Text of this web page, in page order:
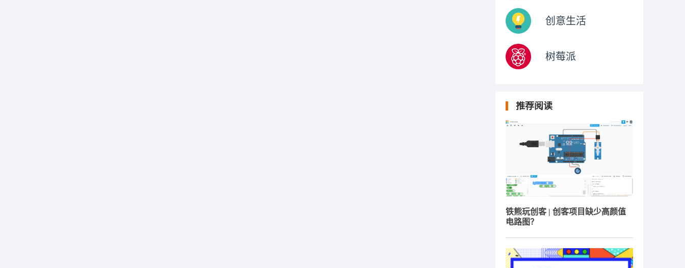
创意生活
树莓派
推荐阅读
铁熊玩创客 | 创客项目缺少高颜值
电路图？